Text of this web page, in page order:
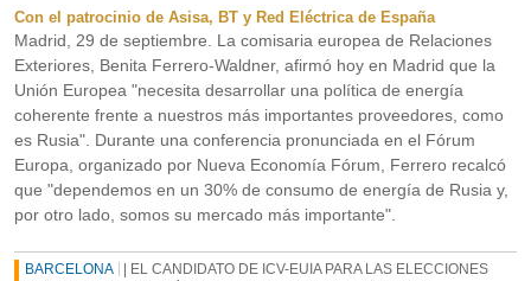
Con el patrocinio de Asisa, BT y Red Eléctrica de España
Madrid, 29 de septiembre. La comisaria europea de Relaciones
Exteriores, Benita Ferrero-Waldner, afirmó hoy en Madrid que la
Unión Europea "necesita desarrollar una política de energía
coherente frente a nuestros más importantes proveedores, como
es Rusia". Durante una conferencia pronunciada en el Fórum
Europa, organizado por Nueva Economía Fórum, Ferrero recalcó
que "dependemos en un 30% de consumo de energía de Rusia y,
por otro lado, somos su mercado más importante".
BARCELONA
| EL CANDIDATO DE ICV-EUIA PARA LAS ELECCIONES